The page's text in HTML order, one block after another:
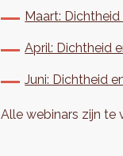
Maart:
April: Dichtheid
Juni: Dichtheid
Alle webinars zijn te